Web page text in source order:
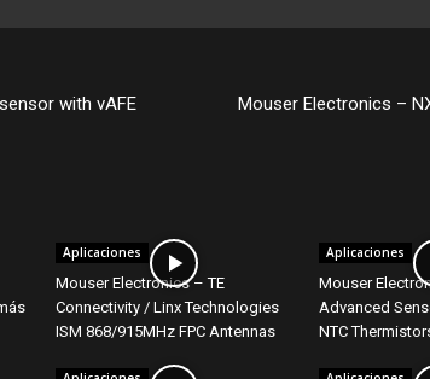
with vAFE
Mouser Electronics –
Aplicaciones
Mouser Electronics – TE
Connectivity / Linx Technologies
ISM 868/915MHz FPC Antennas
Aplicaciones
Mouser
Advanced
NTC